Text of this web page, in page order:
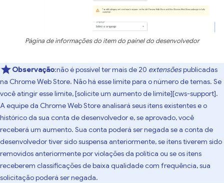
Página de informações do item do painel do desenvolvedor
Observação:não é possível ter mais de 20 extensõespublicadas
na Chrome Web Store. Não há esse limite para o número de temas. Se
você atingir esse limite, [solicite um aumento de limite][cws-support].
A equipe da Chrome Web Store analisará seus itens existentes e o
histórico da sua conta de desenvolvedor e, se aprovado, você
receberá um aumento. Sua conta poderá ser negada se a conta de
desenvolvedor tiver sido suspensa anteriormente, se itens tiverem sido
removidos anteriormente por violações da política ou se os itens
receberem classificações de baixa qualidade com frequência, sua
solicitação poderá ser negada.